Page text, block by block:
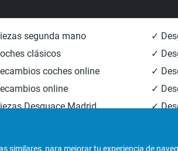
segunda mano
clásicos
coches online
online
Desguace Madrid
✓
✓
✓
✓
✓
✓
similares, para mejorar tu experiencia de